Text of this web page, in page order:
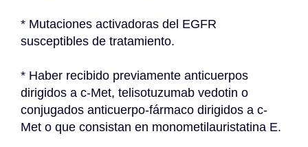
* Mutaciones activadoras del EGFR
susceptibles de tratamiento.
* Haber recibido previamente anticuerpos
dirigidos a c-Met, telisotuzumab vedotin o
conjugados anticuerpo-fármaco dirigidos a c-
Met o que consistan en monometilauristatina E.